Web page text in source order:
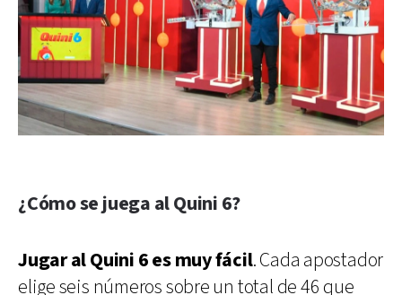
¿Cómo se juega al Quini 6?
Jugar al Quini 6 es muy fácil. Cada apostador
elige seis números sobre un total de 46 que